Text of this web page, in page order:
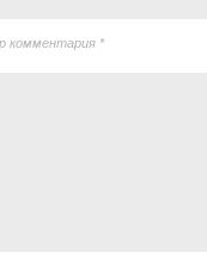
комментария *